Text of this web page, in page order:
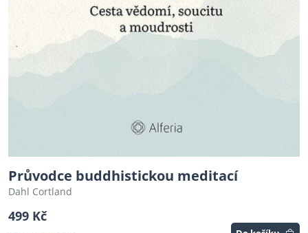
Průvodce buddhistickou meditací
Dahl Cortland
499 Kč